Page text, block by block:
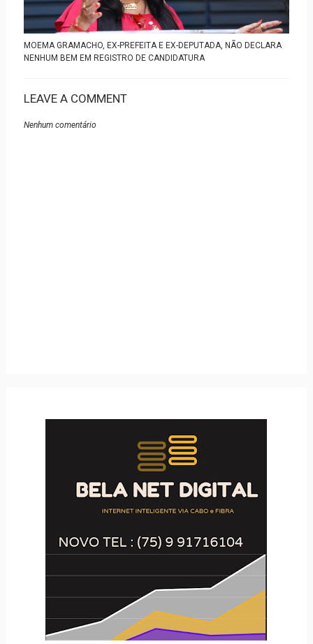
MOEMA GRAMACHO, EX-PREFEITA E EX-DEPUTADA, NÃO DECLARA
NENHUM BEM EM REGISTRO DE CANDIDATURA
LEAVE A COMMENT
Nenhum comentário